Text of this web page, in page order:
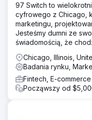
97 Switch to
cyfrowego z Chicago,
marketingu,
Jesteśmy dumni ze
świadomością, że
Chicago, Illinois,
Badania rynku,
Fintech, E-commerce
Począwszy od